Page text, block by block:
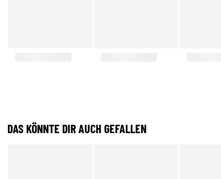
DAS KÖNNTE DIR AUCH GEFALLEN